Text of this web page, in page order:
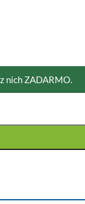
nich ZADARMO.